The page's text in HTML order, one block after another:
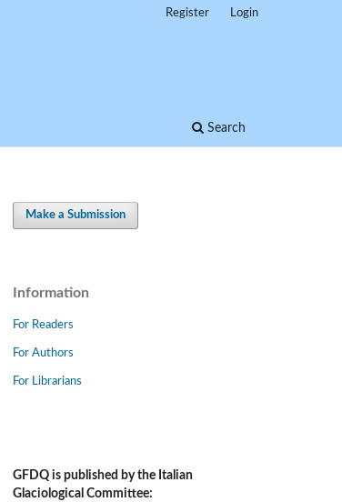
Search
Register Login
Make a Submission
Information
For Readers
For Authors
For Librarians
GFDQ is published by the Italian
Glaciological Committee: